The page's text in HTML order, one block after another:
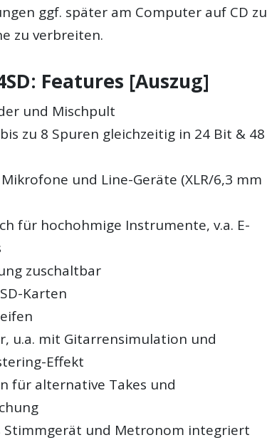
ggf. später am Computer auf CD zu
zu verbreiten.
Features [Auszug]
und Mischpult
zu 8 Spuren gleichzeitig in 24 Bit & 48
und Line-Geräte (XLR/6,3 mm
für hochohmige Instrumente, v.a. E-
zuschaltbar
Karten
u.a. mit Gitarrensimulation und
Effekt
für alternative Takes und
Stimmgerät und Metronom integriert